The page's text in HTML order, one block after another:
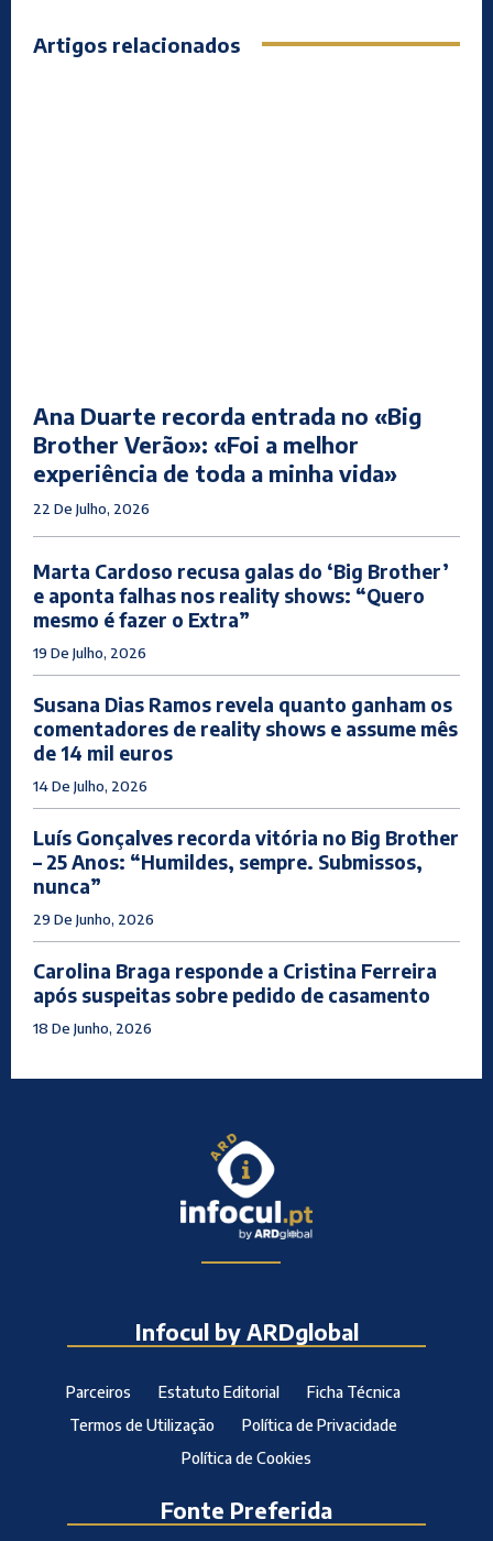
Artigos relacionados
Ana Duarte recorda entrada no «Big
Brother Verão»: «Foi a melhor
experiência de toda a minha vida»
22 De Julho, 2026
Marta Cardoso recusa galas do ‘Big Brother’
e aponta falhas nos reality shows: “Quero
mesmo é fazer o Extra”
19 De Julho, 2026
Susana Dias Ramos revela quanto ganham os
comentadores de reality shows e assume mês
de 14 mil euros
14 De Julho, 2026
Luís Gonçalves recorda vitória no Big Brother
– 25 Anos: “Humildes, sempre. Submissos,
nunca”
29 De Junho, 2026
Carolina Braga responde a Cristina Ferreira
após suspeitas sobre pedido de casamento
18 De Junho, 2026
Infocul by ARDglobal
Parceiros Estatuto Editorial
Ficha Técnica
Termos de Utilização
Política de Privacidade
Política de Cookies
Fonte Preferida